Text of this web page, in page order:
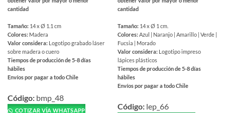
cantidad
Tamaño: 14 x Ø 1.1 cm
Colores: Madera
Valor considera: Logotipo grabado láser
sobre madera o cuero
Tiempos de producción de 5-8 días
hábiles
Envíos por pagar a todo Chile
producto
tiene
Código: bmp_48
COTIZAR VÍA WHATSAPP
cantidad
Tamaño: 14 x Ø 1 cm.
Colores:Azul | Naranjo | Amarillo | Verde |
Fucsia | Morado
Valor considera: Logotipo impreso
lápices plásticos
Tiempos de producción de 5-8 días
hábiles
Envíos por pagar a todo Chile
producto
Código: lep_66